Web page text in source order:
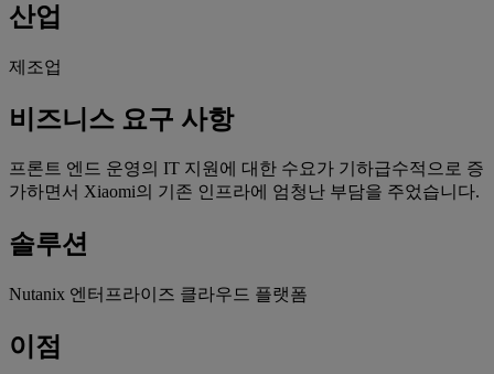
산업
제조업
비즈니스 요구 사항
프론트 엔드 운영의 IT 지원에 대한 수요가 기하급수적으로 증
가하면서 Xiaomi의 기존 인프라에 엄청난 부담을 주었습니다.
솔루션
Nutanix 엔터프라이즈 클라우드 플랫폼
이점